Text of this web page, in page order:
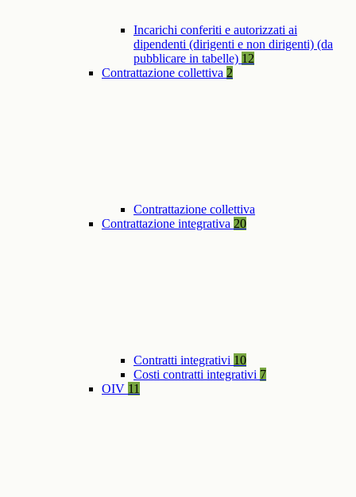
Incarichi conferiti e autorizzati ai
dipendenti (dirigenti e non dirigenti) (da
pubblicare in tabelle) 12
Contrattazione collettiva 2
Contrattazione collettiva
Contrattazione integrativa 20
Contratti integrativi 10
Costi contratti integrativi 7
OIV 11